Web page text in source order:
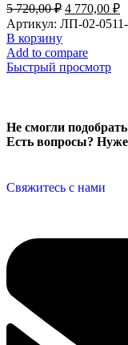
5 720,00₽ 4 770,00 ₽
Артикул: ЛП-02-
В корзину
Add to compare
Быстрый просмотр
Не смогли
Есть вопросы?
Свяжитесь с нами